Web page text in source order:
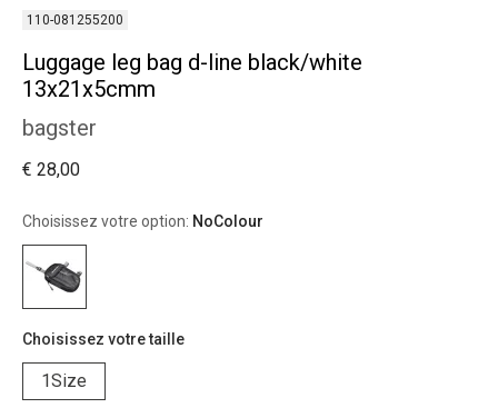
110-081255200
Luggage leg bag d-line black/white
13x21x5cmm
bagster
€ 28,00
Choisissez votre option: NoColour
Choisissez votre taille
1Size